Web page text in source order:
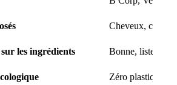
Cheveux, corps,
les ingrédients Bonne, listes
Zéro plastique,